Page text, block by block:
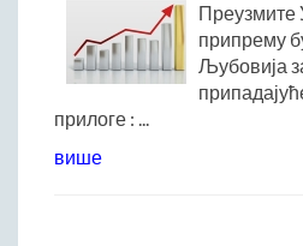
Удружењa
Државна управа и администрација
ГАЛЕРИЈА
Преузмите
припрему
Љубовија
прилоге : ...
више